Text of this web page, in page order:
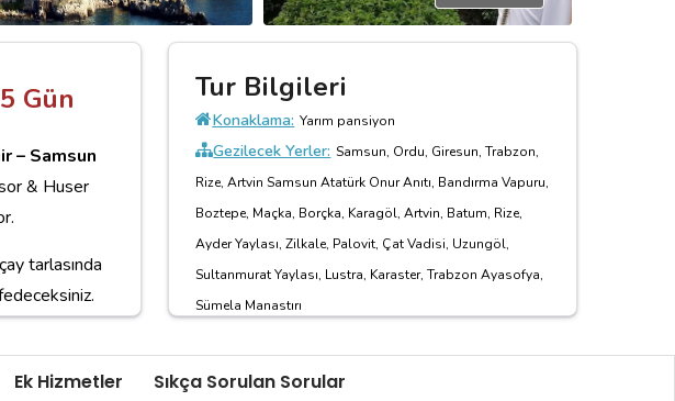
Gün
– Samsun
& Huser
tarlasında
Tur Bilgileri
Konaklama: Yarım pansiyon
Gezilecek Yerler: Samsun, Ordu, Giresun, Trabzon,
Rize, Artvin Samsun Atatürk Onur Anıtı, Bandırma Vapuru,
Boztepe, Maçka, Borçka, Karagöl, Artvin, Batum, Rize,
Ayder Yaylası, Zilkale, Palovit, Çat Vadisi, Uzungöl,
Sultanmurat Yaylası, Lustra, Karaster, Trabzon Ayasofya,
Sümela Manastırı
Ek Hizmetler Sıkça Sorulan Sorular